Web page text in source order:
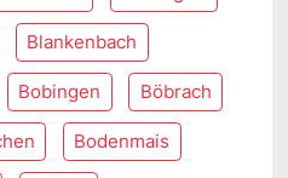
Blankenbach
Bobingen Böbrach
Bodenmais